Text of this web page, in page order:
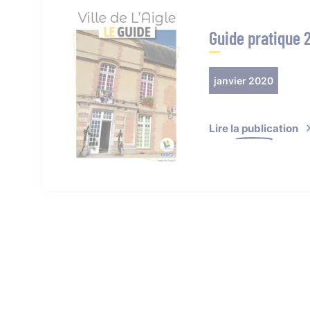
Guide pratique
janvier 2020
Lire la publication